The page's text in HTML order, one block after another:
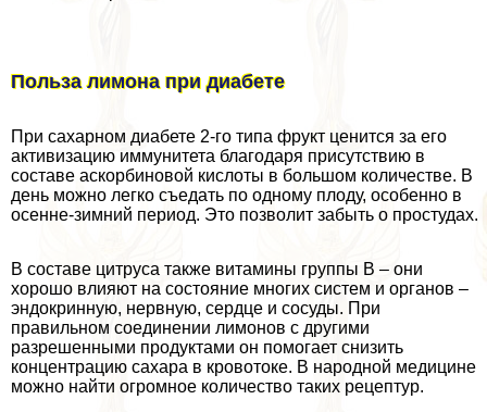
Польза лимона при диабете
При сахарном диабете 2-го типа фрукт ценится за его
активизацию иммунитета благодаря присутствию в
составе аскорбиновой кислоты в большом количестве. В
день можно легко съедать по одному плоду, особенно в
осенне-зимний период. Это позволит забыть о простудах.
В составе цитруса также витамины группы В – они
хорошо влияют на состояние многих систем и органов –
эндокринную, нервную, сердце и сосуды. При
правильном соединении лимонов с другими
разрешенными продуктами он помогает снизить
концентрацию сахара в кровотоке. В народной медицине
можно найти огромное количество таких рецептур.